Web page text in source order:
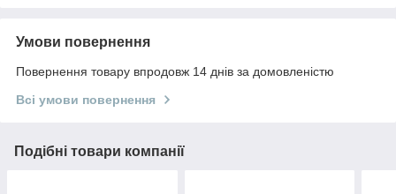
Умови повернення
Повернення товару впродовж 14 днів за домовленістю
Всі умови повернення
Подібні товари компанії